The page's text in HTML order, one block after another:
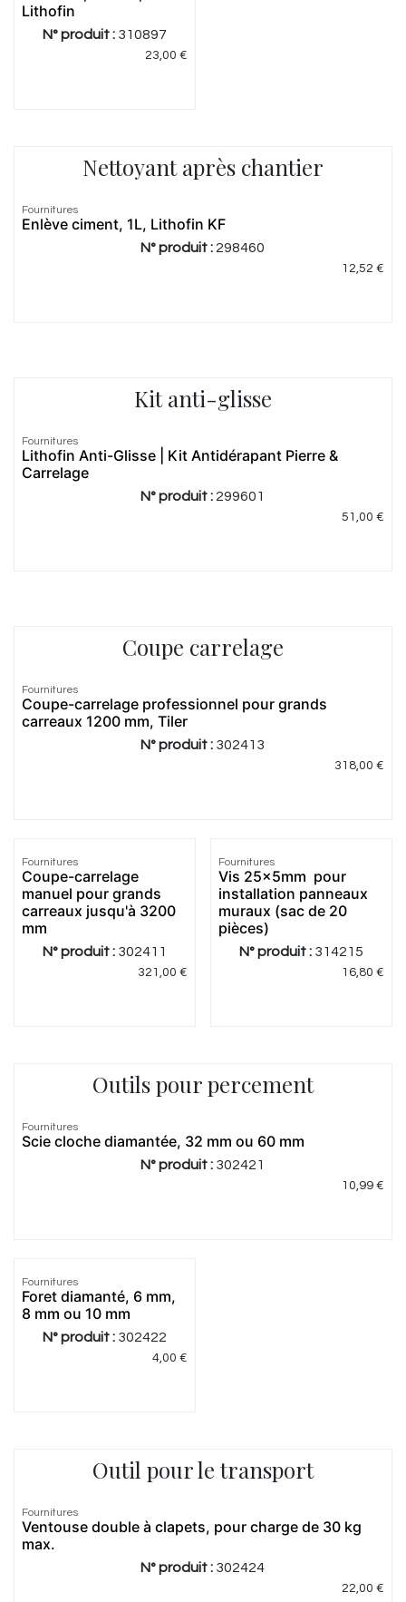
Lithofin
N° produit : 310897
23,00 €
Nettoyant après chantier
Fournitures
Enlève ciment, 1L, Lithofin KF
N° produit : 298460
12,52 €
Kit anti-glisse
Fournitures
Lithofin Anti-Glisse | Kit Antidérapant Pierre &
Carrelage
N° produit : 299601
51,00 €
Coupe carrelage
Fournitures
Coupe-carrelage professionnel pour grands
carreaux 1200 mm, Tiler
N° produit : 302413
318,00 €
Fournitures
Coupe-carrelage
manuel pour grands
carreaux jusqu'à 3200
mm
N° produit : 302411
321,00 €
Fournitures
Vis 25x5mm pour
installation panneaux
muraux (sac de 20
pièces)
N° produit : 314215
16,80 €
Outils pour percement
Fournitures
Scie cloche diamantée, 32 mm ou 60 mm
N° produit : 302421
10,99€
Fournitures
Foret diamanté, 6 mm,
8 mm ou 10 mm
N° produit : 302422
4,00 €
Outil pour le transport
Fournitures
Ventouse double à clapets, pour charge de 30 kg
max.
N° produit : 302424
22,00 €